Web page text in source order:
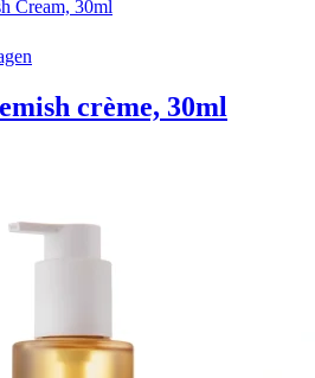
crème, 30ml